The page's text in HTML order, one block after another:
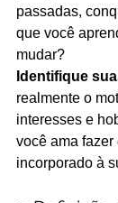
passadas,
que você
mudar?
Identifique
realmente o
interesses e
você ama
incorporado à